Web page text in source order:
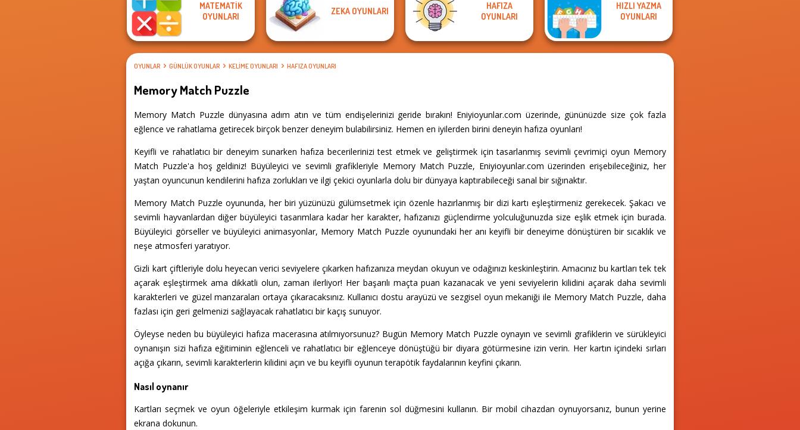
MATEMATIK
OYUNLARI
ZEKA OYUNLARI
HAFIZA
OYUNLARI
HIZLI YAZMA
OYUNLARI
OYUNLAR GÜNLÜK OYUNLAR KELIME OYUNLARI HAFIZA OYUNLARI
Memory Match Puzzle
Memory Match Puzzle dünyasına adım atın ve tüm endişelerinizi geride bırakın! Eniyioyunlar.com üzerinde, gününüzde size çok fazla
eğlence ve rahatlama getirecek birçok benzer deneyim bulabilirsiniz. Hemen en iyilerden birini deneyin hafıza oyunları!
Keyifli ve rahatlatıcı bir deneyim sunarken hafıza becerilerinizi test etmek ve geliştirmek için tasarlanmış sevimli çevrimiçi oyun Memory
Match Puzzle'a hoş geldiniz! Büyüleyici ve sevimli grafikleriyle Memory Match Puzzle, Eniyioyunlar.com üzerinden erişebileceğiniz, her
yaştan oyuncunun kendilerini hafıza zorlukları ve ilgi çekici oyunlarla dolu bir dünyaya kaptırabileceği sanal bir sığınaktır.
Memory Match Puzzle oyununda, her biri yüzünüzü gülümsetmek için özenle hazırlanmış bir dizi kartı eşleştirmeniz gerekecek. Şakacı ve
sevimli hayvanlardan diğer büyüleyici tasarımlara kadar her karakter, hafızanızı güçlendirme yolculuğunuzda size eşlik etmek için burada.
Büyüleyici görseller ve büyüleyici animasyonlar, Memory Match Puzzle oyunundaki her anı keyifli bir deneyime dönüştüren bir sıcaklık ve
neşe atmosferi yaratıyor.
Gizli kart çiftleriyle dolu heyecan verici seviyelere çıkarken hafızanıza meydan okuyun ve odağınızı keskinleştirin. Amacınız bu kartları tek tek
açarak eşleştirmek ama dikkatli olun, zaman ilerliyor! Her başarılı maçta puan kazanacak ve yeni seviyelerin kilidini açarak daha sevimli
karakterleri ve güzel manzaraları ortaya çıkaracaksınız. Kullanıcı dostu arayüzü ve sezgisel oyun mekaniği ile Memory Match Puzzle, daha
fazlası için geri gelmenizi sağlayacak rahatlatıcı bir kaçış sunuyor.
Öyleyse neden bu büyüleyici hafıza macerasına atılmıyorsunuz? Bugün Memory Match Puzzle oynayın ve sevimli grafiklerin ve sürükleyici
oynanışın sizi hafıza eğitiminin eğlenceli ve rahatlatıcı bir eğlenceye dönüştüğü bir diyara götürmesine izin verin. Her kartın içindeki sırları
açığa çıkarın, sevimli karakterlerin kilidini açın ve bu keyifli oyunun terapötik faydalarının keyfini çıkarın.
Nasıl oynanır
Kartları seçmek ve oyun öğeleriyle etkileşim kurmak için farenin sol düğmesini kullanın. Bir mobil cihazdan oynuyorsanız, bunun yerine
ekrana dokunun.